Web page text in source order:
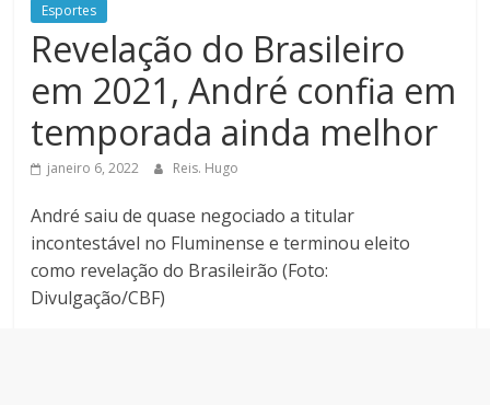
Esportes
Revelação do Brasileiro
em 2021, André confia em
temporada ainda melhor
janeiro 6, 2022 Reis. Hugo
André saiu de quase negociado a titular
incontestável no Fluminense e terminou eleito
como revelação do Brasileirão (Foto:
Divulgação/CBF)